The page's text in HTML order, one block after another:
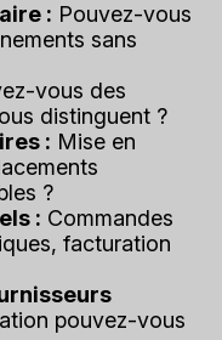
: Pouvez-vous
sans
vous des
distinguent ?
: Mise en
?
: Commandes
facturation
pouvez-vous